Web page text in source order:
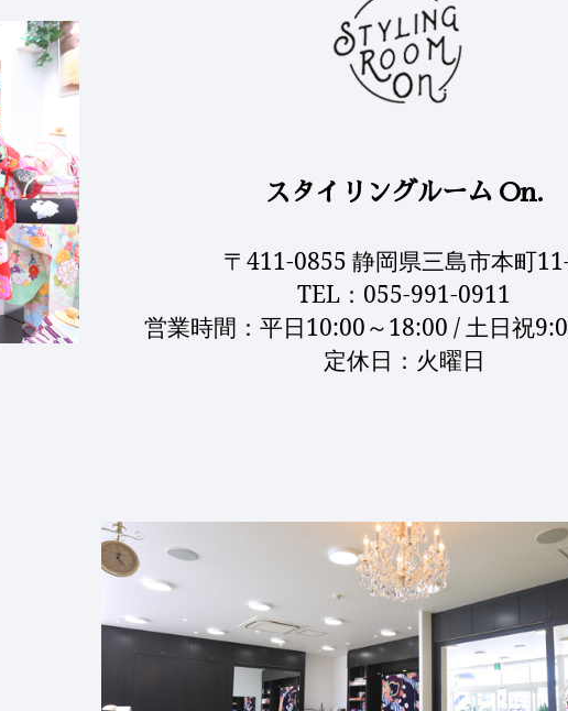
スタイリングルーム On.
〒411-0855 静岡県三島市本町
TEL：055-991-0911
営業時間：平日10:00～18:00 /土日祝
定休日：火曜日